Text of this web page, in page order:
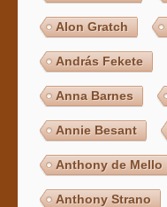
Alon Gratch
András Fekete
Anna Barnes
Annie Besant
Anthony de Mello
Anthony Strano